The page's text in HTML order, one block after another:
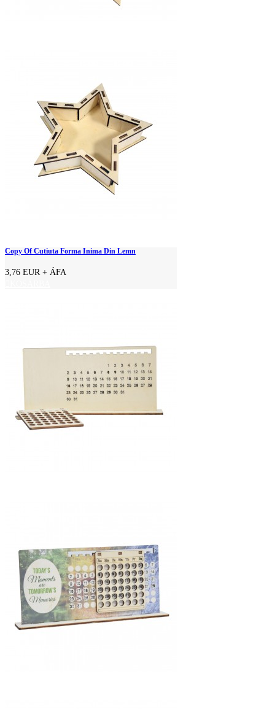
Copy Of Cutiuta Forma Inima Din Lemn
3,76 EUR + ÁFA